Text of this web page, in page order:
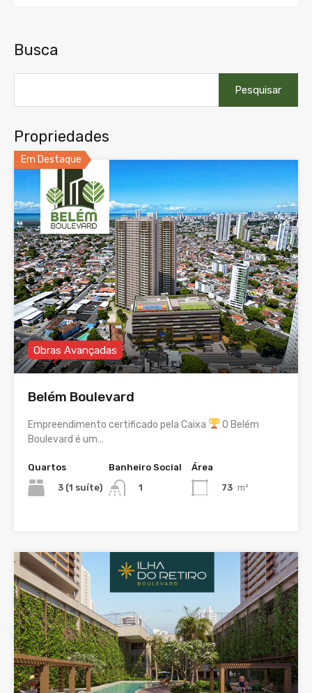
Busca
por:
Propriedades
Em Destaque
Obras Avançadas
Belém Boulevard
Empreendimento certificado pela Caixa
O Belém
Boulevard é um…
Quartos
3 (1 suíte)
Banheiro Social
1
Área
73 m²